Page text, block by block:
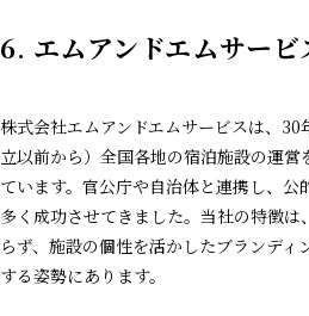
6. エムアンドエムサー
株式会社エムアンドエムサービスは、
立以前から）全国各地の宿泊施設の運営
ています。官公庁や自治体と連携し、公
多く成功させてきました。当社の特徴は
らず、施設の個性を活かしたブランデ
する姿勢にあります。